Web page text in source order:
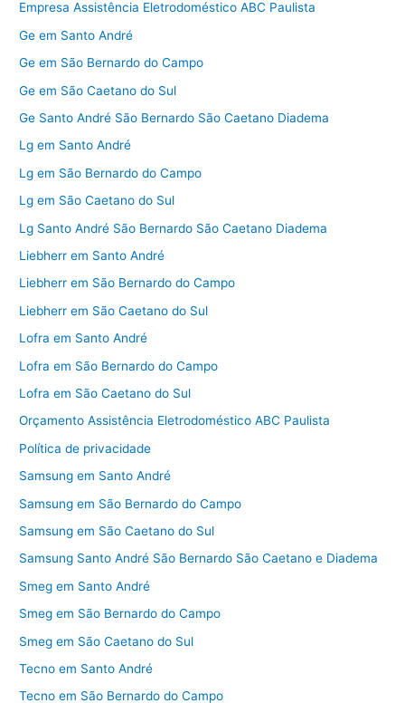
Empresa Assistência Eletrodoméstico ABC Paulista
Ge em Santo André
Ge em São Bernardo do Campo
Ge em São Caetano do Sul
Ge Santo André São Bernardo São Caetano Diadema
Lg em Santo André
Lg em São Bernardo do Campo
Lg em São Caetano do Sul
Lg Santo André São Bernardo São Caetano Diadema
Liebherr em Santo André
Liebherr em São Bernardo do Campo
Liebherr em São Caetano do Sul
Lofra em Santo André
Lofra em São Bernardo do Campo
Lofra em São Caetano do Sul
Orçamento Assistência Eletrodoméstico ABC Paulista
Política de privacidade
Samsung em Santo André
Samsung em São Bernardo do Campo
Samsung em São Caetano do Sul
Samsung Santo André São Bernardo São Caetano e Diadema
Smeg em Santo André
Smeg em São Bernardo do Campo
Smeg em São Caetano do Sul
Tecno em Santo André
Tecno em São Bernardo do Campo